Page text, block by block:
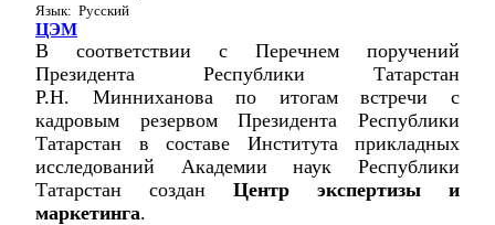
Язык: Русский
ЦЭМ
В соответствии с Перечнем поручений
Президента Республики Татарстан
Р.Н. Минниханова по итогам встречи с
кадровым резервом Президента Республики
Татарстан в составе Института прикладных
исследований Академии наук Республики
Татарстан создан Центр экспертизы и
маркетинга.